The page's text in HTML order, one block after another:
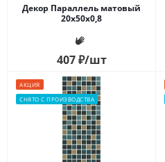
Декор Параллель матовый
20x50x0,8
407₽/шт
АКЦИЯ
СНЯТО С ПРОИЗВОДСТВА